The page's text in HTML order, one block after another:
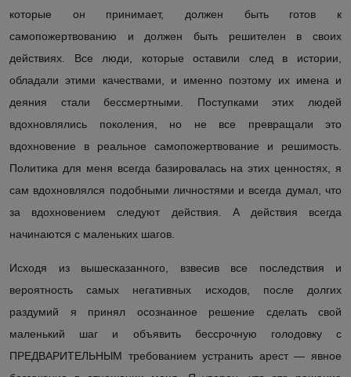
которые он принимает, должен быть готов к
самопожертвованию и должен быть решителен в своих
действиях. Все люди, которые оставили след в истории,
обладали этими качествами, и именно поэтому их имена и
деяния стали бессмертными. Поступками этих людей
вдохновлялись поколения, но не все превращали это
вдохновение в реальное самопожертвование и решимость.
Политика для меня всегда базировалась на этих ценностях, я
сам вдохновлялся подобными личностями и всегда думал, что
за вдохновением следуют действия. А действия всегда
начинаются с маленьких шагов.
Исходя из вышесказанного, взвесиввсе последствия и
вероятность самых негативных исходов,
после долгих
раздумий я принял осознанное решение сделать свой
маленький шаг и объявитьбессрочную голодовку с
ПРЕДВАРИТЕЛЬНЫМ требованием устранить арест — явное